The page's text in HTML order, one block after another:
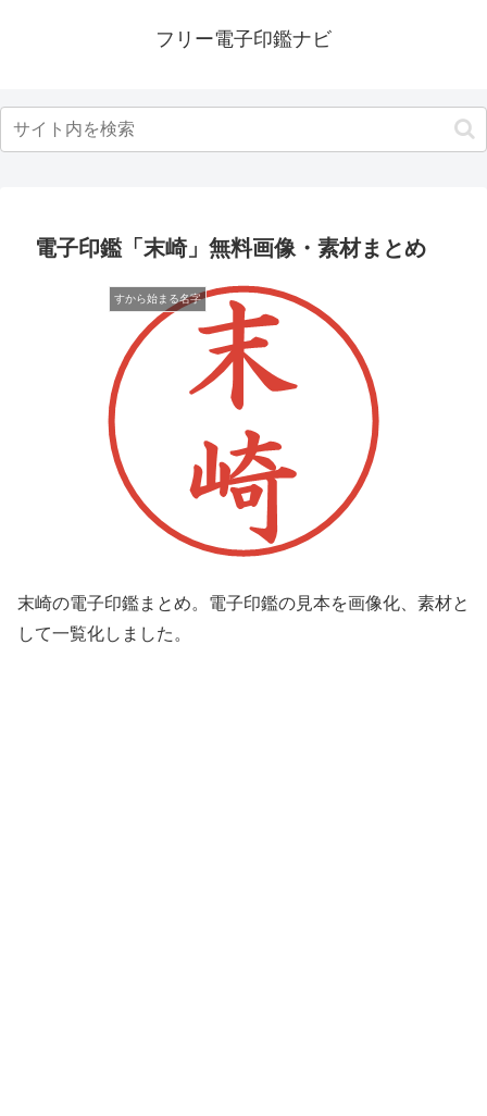
フリー電子印鑑ナビ
電子印鑑「末崎」無料画像・素材まとめ
すから始まる名字
末崎の電子印鑑まとめ。電子印鑑の見本を画像化、素材と
して一覧化しました。